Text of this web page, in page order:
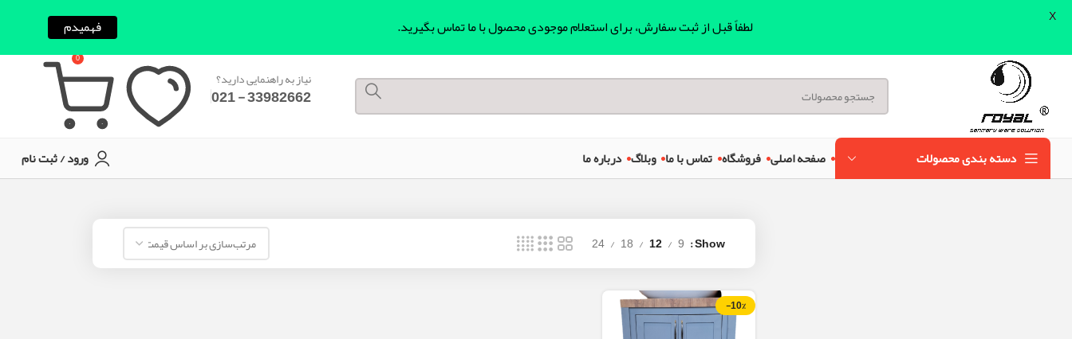
نیاز به راهنمایی دارید؟
33982662 - 021
0
دسته بندی محصولات صفحه اصلی فروشگاه تماس با ما وبلاگ درباره ما ورود / ثبت نام
Show
9
12
18
24
-10%
لطفاً قبل از ثبت سفارش، برای استعلام موجودی محصول با ما تماس بگیرید. فهمیدم X